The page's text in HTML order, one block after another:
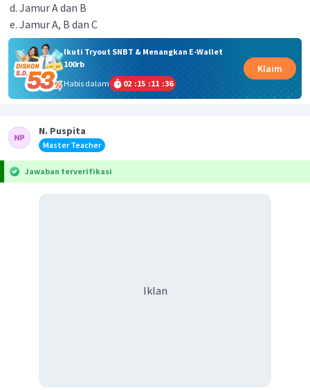
Jamur A dan B
Jamur A, B dan C
Ikuti Tryout SNBT & Menangkan E-Wallet
100rb
Habis dalam
02 :15 :11 :36
Klaim
N. Puspita
Master Teacher
Jawaban terverifikasi
Iklan